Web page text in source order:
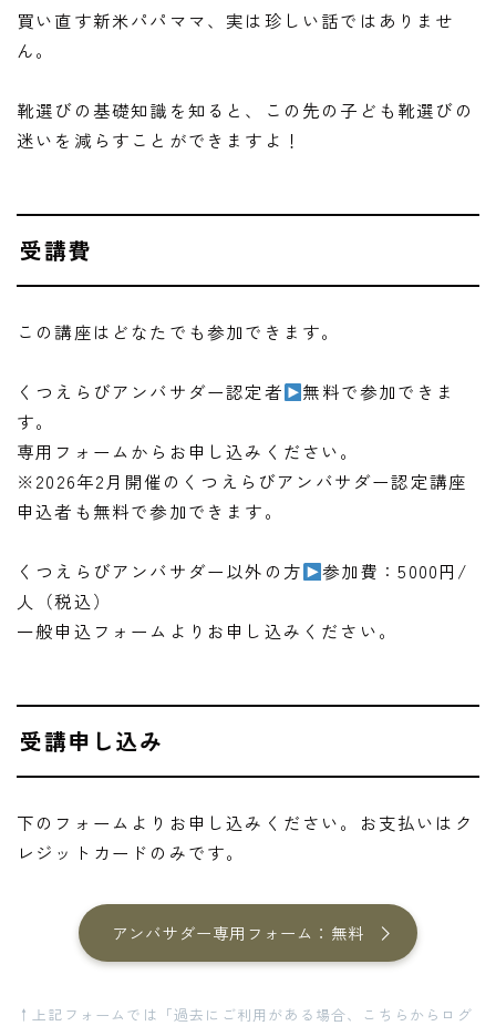
買い直す新米パパママ、実は珍しい話ではありませ
ん。
靴選びの基礎知識を知ると、この先の子ども靴選びの
迷いを減らすことができますよ！
受講費
この講座はどなたでも参加できます。
くつえらびアンバサダー認定者
無料で参加できま
す。
専用フォームからお申し込みください。
※2026年2月開催のくつえらびアンバサダー認定講座
申込者も無料で参加できます。
くつえらびアンバサダー以外の方
参加費：5000円/
人（税込）
一般申込フォームよりお申し込みください。
受講申し込み
下のフォームよりお申し込みください。お支払いはク
レジットカードのみです。
アンバサダー専用フォーム：無料
↑上記フォームでは「過去にご利用がある場合、こちらからログ